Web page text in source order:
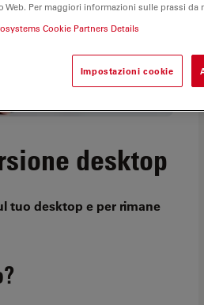
desktop
tuo desktop e per rimane
Web. Per maggiori informazioni sulle prassi
Cookie Partners Details
Impostazioni cookie